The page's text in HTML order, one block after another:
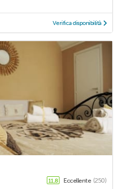
Verifica disponibilità
11,8 Eccellente (250)